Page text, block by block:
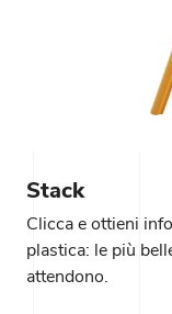
Stack
Clicca e ottieni
plastica: le più
attendono.